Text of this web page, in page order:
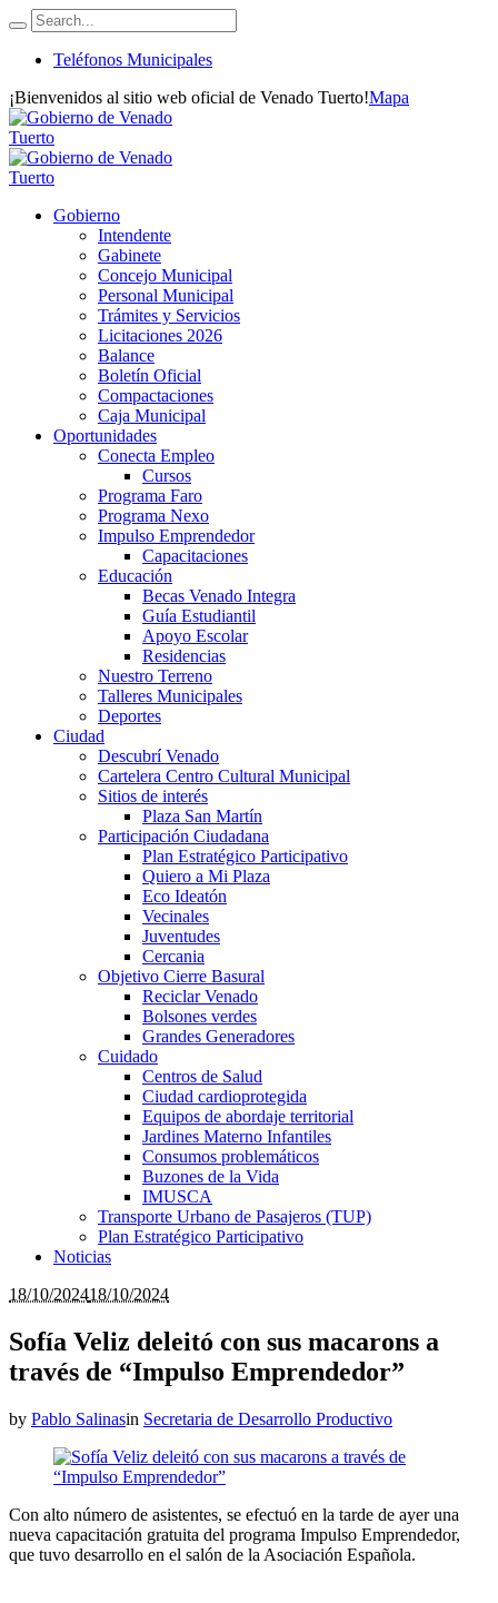
Teléfonos Municipales
¡Bienvenidos al sitio web oficial de Venado Tuerto!Mapa
Gobierno
Intendente
Gabinete
Concejo Municipal
Personal Municipal
Trámites y Servicios
Licitaciones 2026
Balance
Boletín Oficial
Compactaciones
Caja Municipal
Oportunidades
Conecta Empleo
Cursos
Programa Faro
Programa Nexo
Impulso Emprendedor
Capacitaciones
Educación
Becas Venado Integra
Guía Estudiantil
Apoyo Escolar
Residencias
Nuestro Terreno
Talleres Municipales
Deportes
Ciudad
Descubrí Venado
Cartelera Centro Cultural Municipal
Sitios de interés
Plaza San Martín
Participación Ciudadana
Plan Estratégico Participativo
Quiero a Mi Plaza
Eco Ideatón
Vecinales
Juventudes
Cercania
Objetivo Cierre Basural
Reciclar Venado
Bolsones verdes
Grandes Generadores
Cuidado
Centros de Salud
Ciudad cardioprotegida
Equipos de abordaje territorial
Jardines Materno Infantiles
Consumos problemáticos
Buzones de la Vida
IMUSCA
Transporte Urbano de Pasajeros (TUP)
Plan Estratégico Participativo
Noticias
18/10/202418/10/2024
Sofía Veliz deleitó con sus macarons a
través de “Impulso Emprendedor”
by Pablo Salinasin Secretaria de Desarrollo Productivo
Con alto número de asistentes, se efectuó en la tarde de ayer una
nueva capacitación gratuita del programa Impulso Emprendedor,
que tuvo desarrollo en el salón de la Asociación Española.